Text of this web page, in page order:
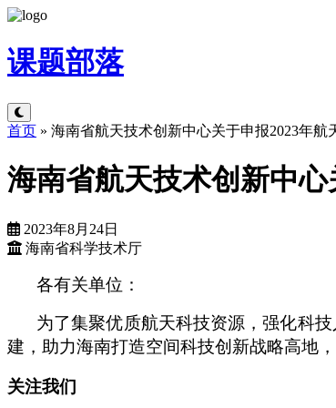
课题部落
首页 » 海南省航天技术创新中心关于申报2023年航
海南省航天技术创新中
2023年8月24日
海南省科学技术厅
各有关单位：
为了集聚优质航天科技资源，强化科
建，助力海南打造空间科技创新战略高地
关注我们